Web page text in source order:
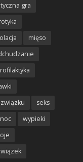
gra
mięso
seks
wypieki